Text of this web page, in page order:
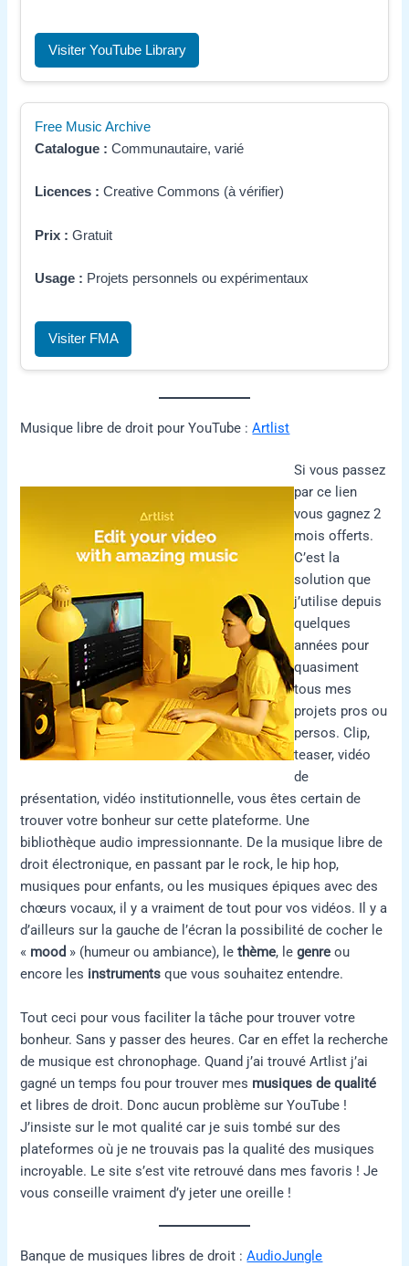
Visiter YouTube Library
Free Music Archive
Catalogue : Communautaire, varié
Licences : Creative Commons (à vérifier)
Prix : Gratuit
Usage : Projets personnels ou expérimentaux
Visiter FMA
Musique libre de droit pour YouTube :Artlist
Si vous passez
par ce lien
vous gagnez 2
mois offerts.
C’est la
solution que
j’utilise depuis
quelques
années pour
quasiment
tous mes
projets pros ou
persos. Clip,
teaser, vidéo
de
présentation, vidéo institutionnelle, vous êtes certain de
trouver votre bonheur sur cette plateforme. Une
bibliothèque audio impressionnante. De la musique libre de
droit électronique, en passant par le rock, le hip hop,
musiques pour enfants, ou les musiques épiques avec des
chœurs vocaux, il y a vraiment de tout pour vos vidéos. Il y a
d’ailleurs sur la gauche de l’écran la possibilité de cocher le
« mood » (humeur ou ambiance), lethème, legenre ou
encore les instruments que vous souhaitez entendre.
Tout ceci pour vous faciliter la tâche pour trouver votre
bonheur. Sans y passer des heures. Car en effet la recherche
de musique est chronophage. Quand j’ai trouvé Artlist j’ai
gagné un temps fou pour trouver mes musiques de qualité
et libres de droit. Donc aucun problème sur YouTube !
J’insiste sur le mot qualité car je suis tombé sur des
plateformes où je ne trouvais pas la qualité des musiques
incroyable. Le site s’est vite retrouvé dans mes favoris ! Je
vous conseille vraiment d’y jeter une oreille !
Banque de musiques libres de droit :AudioJungle